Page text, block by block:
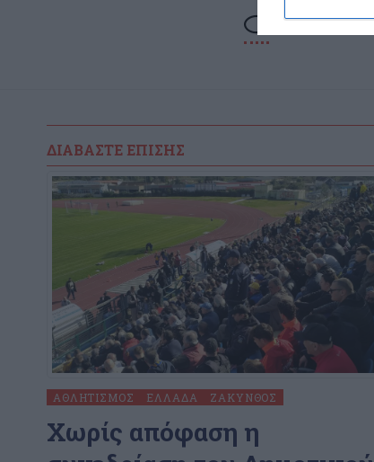
ΔΙΑΒΆΣΤΕ ΕΠΊΣΗΣ
ΑΘΛΗΤΙΣΜΌΣ ΕΛΛΆΔΑ ΖΆΚΥΝΘΟΣ
Χωρίς απόφαση η